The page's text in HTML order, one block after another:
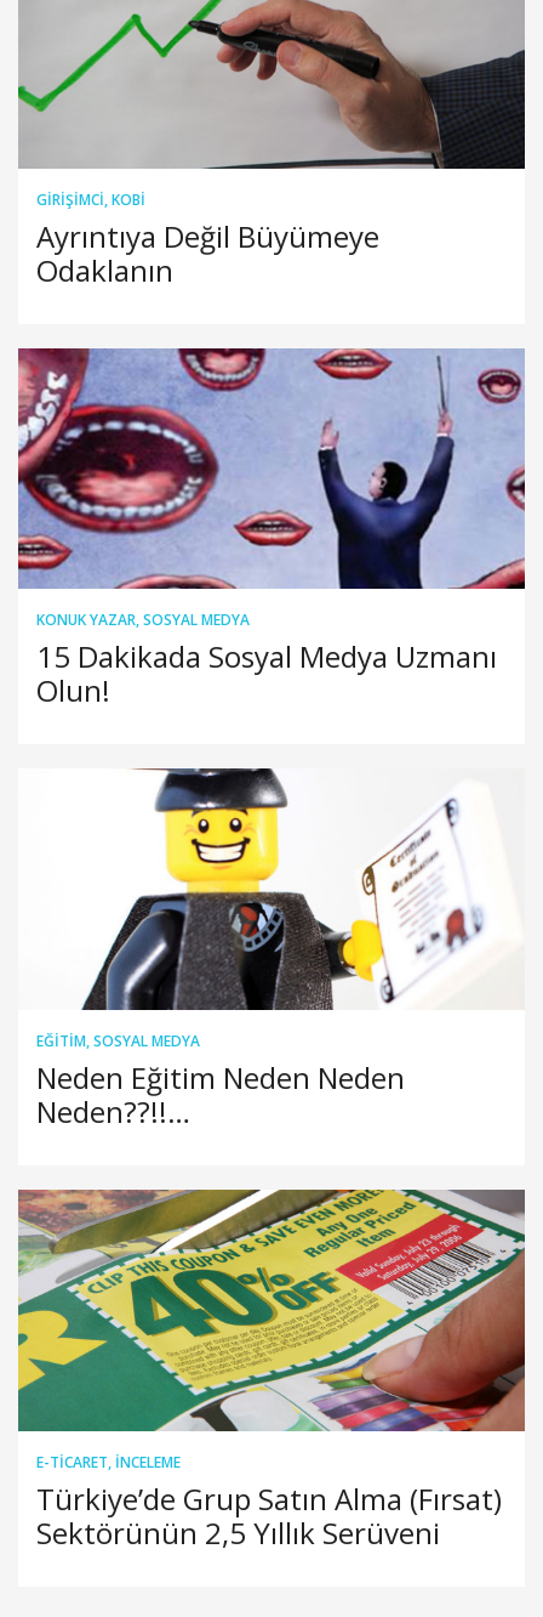
GIRIŞIMCI,KOBİ
Ayrıntıya Değil Büyümeye
Odaklanın
KONUK YAZAR,SOSYAL MEDYA
15 Dakikada Sosyal Medya Uzmanı
Olun!
EĞITIM,SOSYAL MEDYA
Neden Eğitim Neden Neden
Neden??!!…
E-TICARET, İNCELEME
Türkiye’de Grup Satın Alma (Fırsat)
Sektörünün 2,5 Yıllık Serüveni